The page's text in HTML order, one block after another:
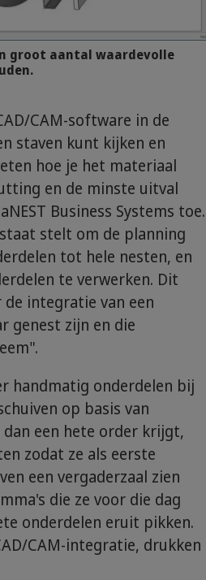
groot aantal waardevolle
CAM-software in de
staven kunt kijken en
hoe je het materiaal
en de minste uitval
Business Systems toe.
stelt om de planning
tot hele nesten, en
te verwerken. Dit
integratie van een
genest zijn en die
handmatig onderdelen bij
op basis van
een hete order krijgt,
zodat ze als eerste
een vergaderzaal zien
die ze voor die dag
onderdelen eruit pikken.
CAM-integratie, drukken